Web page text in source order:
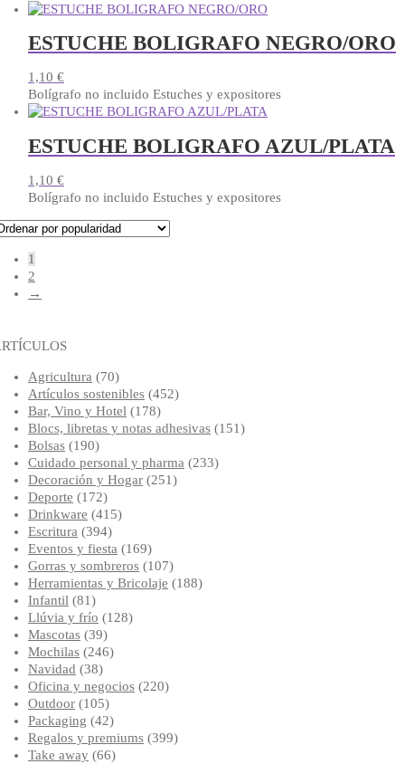
opciones
pueden
en
la
página
producto
ESTUCHE BOLIGRAFO NEGRO/ORO
1,10 €
Bolígrafo no incluido Estuches y expositores
ESTUCHE BOLIGRAFO AZUL/PLATA
1,10 €
Bolígrafo no incluido Estuches y expositores
1
2
→
Agricultura (70)
Artículos sostenibles (452)
Bar, Vino y Hotel (178)
Blocs, libretas y notas adhesivas (151)
Bolsas (190)
Cuidado personal y pharma (233)
Decoración y Hogar (251)
Deporte (172)
Drinkware (415)
Escritura (394)
Eventos y fiesta (169)
Gorras y sombreros (107)
Herramientas y Bricolaje (188)
Infantil (81)
Llúvia y frío (128)
Mascotas (39)
Mochilas (246)
Navidad (38)
Oficina y negocios (220)
Outdoor (105)
Packaging (42)
Regalos y premiums (399)
Take away (66)